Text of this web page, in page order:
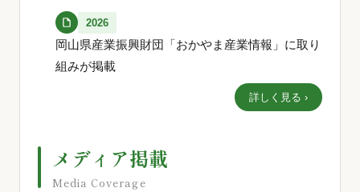
2026
岡山県産業振興財団「おかやま産業情報」に取り
組みが掲載
詳しく見る ›
メディア掲載
Media Coverage